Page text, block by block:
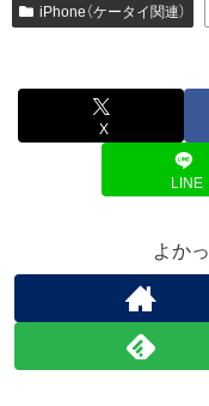
iPhone（ケータイ関連）
X
LINE
よか